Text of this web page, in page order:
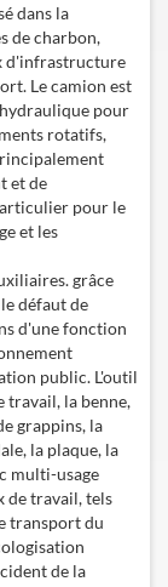
dans la
de charbon,
d'infrastructure
Le camion est
hydraulique pour
rotatifs,
et de
pour le
et les
grâce
défaut de
d'une fonction
public. L'outil
travail, la benne,
grappins, la
la plaque, la
multi-usage
de travail, tels
transport du
de la